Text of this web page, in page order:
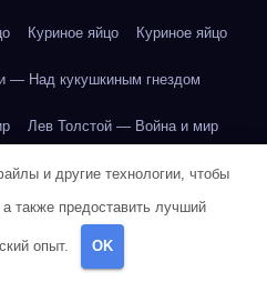
Куриное яйцо Куриное яйцо
— Над кукушкиным гнездом
Лев Толстой — Война и мир
Лев Толстой — Война и мир
Лев Толстой — Война и мир
Лев Толстой — Война и мир
и другие технологии, чтобы
также предоставить лучший
опыт. OK